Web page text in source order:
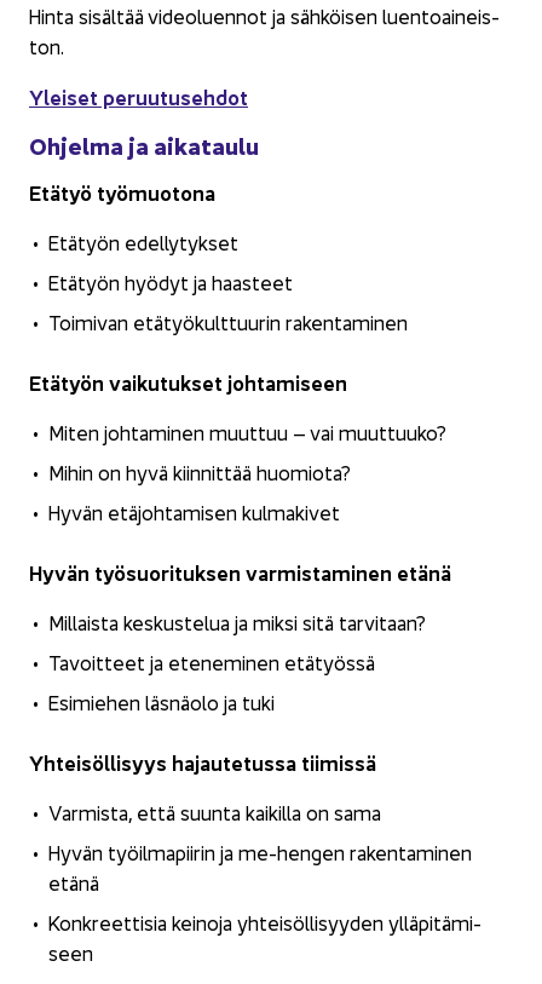
Hinta si­säl­tää vi­deo­luen­not ja säh­köi­sen luen­toai­neis­
ton.
Ylei­set pe­ruu­tuseh­dot
Oh­jel­ma ja ai­ka­tau­lu
Etä­työ työ­muo­to­na
Etä­työn edel­ly­tyk­set
Etä­työn hyö­dyt ja haas­teet
Toi­mi­van etä­työ­kult­tuu­rin ra­ken­ta­mi­nen
Etä­työn vai­ku­tuk­set joh­ta­mi­seen
Miten joh­ta­mi­nen muut­tuu – vai muut­tuu­ko?
Mihin on hyvä kiin­nit­tää huo­mio­ta?
Hyvän etä­joh­ta­mi­sen kul­ma­ki­vet
Hyvän työ­suo­ri­tuk­sen var­mis­ta­mi­nen etänä
Mil­lais­ta kes­kus­te­lua ja miksi sitä tar­vi­taan?
Ta­voit­teet ja ete­ne­mi­nen etä­työs­sä
Esi­mie­hen läs­nä­olo ja tuki
Yh­tei­söl­li­syys ha­jau­te­tus­sa tii­mis­sä
Var­mis­ta, että suun­ta kai­kil­la on sama
Hyvän työil­ma­pii­rin ja me-​hengen ra­ken­ta­mi­nen
etänä
Kon­kreet­ti­sia kei­no­ja yh­tei­söl­li­syy­den yl­lä­pi­tä­mi­
seen